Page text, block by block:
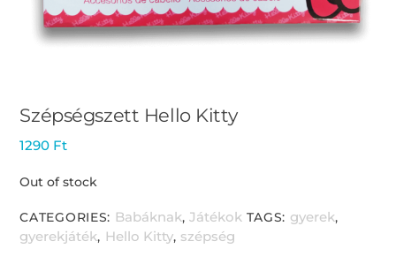
Szépségszett Hello Kitty
1290 Ft
Out of stock
CATEGORIES: Babáknak, Játékok TAGS: gyerek,
gyerekjáték, Hello Kitty, szépség